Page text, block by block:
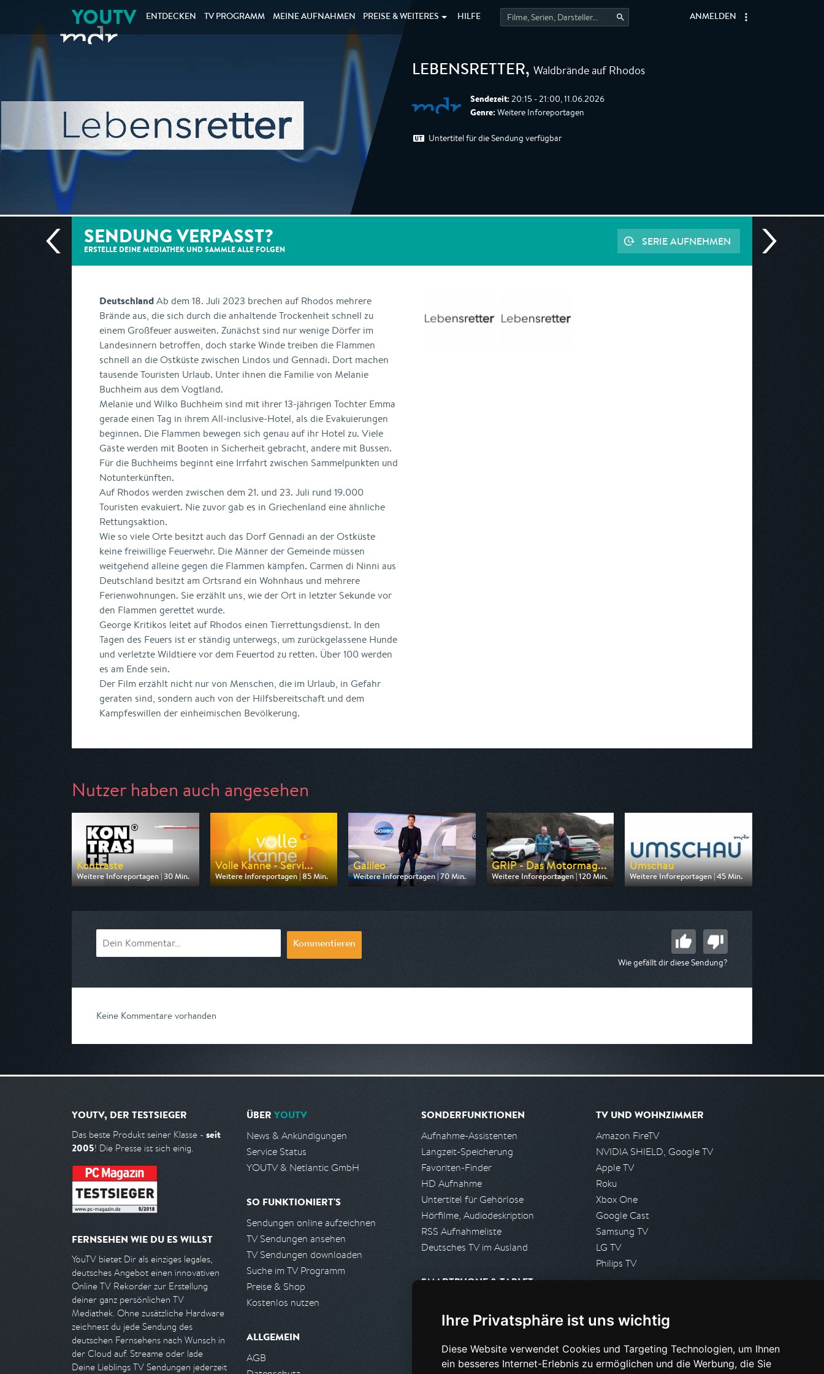
Ihre Privatsphäre ist uns wichtig
Diese Website verwendet Cookies und Targeting Technologien, um Ihnen
ein besseres Internet-Erlebnis zu ermöglichen und die Werbung, die Sie
YOUTV ENTDECKEN TV PROGRAMM MEINE AUFNAHMEN PREISE & WEITERES HILFE ANMELDEN
LEBENSRETTER, Waldbrände auf Rhodos
Sendezeit: 20:15 - 21:00, 11.06.2026
Genre: Weitere Inforeportagen
Untertitel für die Sendung verfügbar
SENDUNG VERPASST?
ERSTELLE DEINE MEDIATHEK UND SAMMLE ALLE FOLGEN
SERIE AUFNEHMEN
DeutschlandAb dem 18. Juli 2023 brechen auf Rhodos mehrere
Brände aus, die sich durch die anhaltende Trockenheit schnell zu
einem Großfeuer ausweiten. Zunächst sind nur wenige Dörfer im
Landesinnern betroffen, doch starke Winde treiben die Flammen
schnell an die Ostküste zwischen Lindos und Gennadi. Dort machen
tausende Touristen Urlaub. Unter ihnen die Familie von Melanie
Buchheim aus dem Vogtland.
Melanie und Wilko Buchheim sind mit ihrer 13-jährigen Tochter Emma
gerade einen Tag in ihrem All-inclusive-Hotel, als die Evakuierungen
beginnen. Die Flammen bewegen sich genau auf ihr Hotel zu. Viele
Gäste werden mit Booten in Sicherheit gebracht, andere mit Bussen.
Für die Buchheims beginnt eine Irrfahrt zwischen Sammelpunkten und
Notunterkünften.
Auf Rhodos werden zwischen dem 21. und 23. Juli rund 19.000
Touristen evakuiert. Nie zuvor gab es in Griechenland eine ähnliche
Rettungsaktion.
Wie so viele Orte besitzt auch das Dorf Gennadi an der Ostküste
keine freiwillige Feuerwehr. Die Männer der Gemeinde müssen
weitgehend alleine gegen die Flammen kämpfen. Carmen di Ninni aus
Deutschland besitzt am Ortsrand ein Wohnhaus und mehrere
Ferienwohnungen. Sie erzählt uns, wie der Ort in letzter Sekunde vor
den Flammen gerettet wurde.
George Kritikos leitet auf Rhodos einen Tierrettungsdienst. In den
Tagen des Feuers ist er ständig unterwegs, um zurückgelassene Hunde
und verletzte Wildtiere vor dem Feuertod zu retten. Über 100 werden
es am Ende sein.
Der Film erzählt nicht nur von Menschen, die im Urlaub, in Gefahr
geraten sind, sondern auch von der Hilfsbereitschaft und dem
Kampfeswillen der einheimischen Bevölkerung.
Nutzer haben auch angesehen
Kontraste
Weitere Inforeportagen | 30 Min.
Ausgestrahlt von ARD
Volle Kanne - Servi...
Weitere Inforeportagen | 85 Min.
Ausgestrahlt von ZDF
Galileo
Weitere Inforeportagen | 70 Min.
Ausgestrahlt von Pro 7
GRIP - Das Motormag...
Weitere Inforeportagen | 120 Min.
Ausgestrahlt von RTLZWEI
Umschau
Weitere Inforeportagen | 45 Min.
Ausgestrahlt von MDR
Kommentieren
Wie gefällt dir diese Sendung?
Keine Kommentare vorhanden
YOUTV, DER TESTSIEGER
Das beste Produkt seiner Klasse - seit
2005! Die Presse ist sich einig.
FERNSEHEN WIE DU ES WILLST
YouTV bietet Dir als einziges legales,
deutsches Angebot einen innovativen
Online TV Rekorder zur Erstellung
deiner ganz persönlichen TV
Mediathek. Ohne zusätzliche Hardware
zeichnest du jede Sendung des
deutschen Fernsehens nach Wunsch in
der Cloud auf. Streame oder lade
Deine Lieblings TV Sendungen jederzeit
ÜBER YOUTV
News & Ankündigungen
Service Status
YOUTV & Netlantic GmbH
SO FUNKTIONIERT'S
Sendungen online aufzeichnen
TV Sendungen ansehen
TV Sendungen downloaden
Suche im TV Programm
Preise & Shop
Kostenlos nutzen
ALLGEMEIN
AGB
SONDERFUNKTIONEN
Aufnahme-Assistenten
Langzeit-Speicherung
Favoriten-Finder
HD Aufnahme
Untertitel für Gehörlose
Hörfilme, Audiodeskription
RSS Aufnahmeliste
Deutsches TV im Ausland
SMARTPHONE & TABLET
Android App
PARTNER
TV UND WOHNZIMMER
Amazon FireTV
NVIDIA SHIELD, Google TV
Apple TV
Roku
Xbox One
Google Cast
Samsung TV
LG TV
Philips TV
Presseanfrage stellen
HILFE & SUPPORT